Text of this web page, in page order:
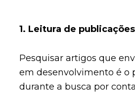
1. Leitura de publicações
Pesquisar artigos que
em desenvolvimento é o
durante a busca por